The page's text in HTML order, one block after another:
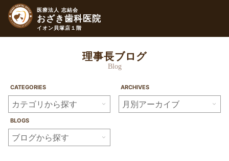
医療法人 志結会
おざき歯科医院
イオン貝塚店１階
理事長ブログ
Blog
CATEGORIES ARCHIVES
BLOGS